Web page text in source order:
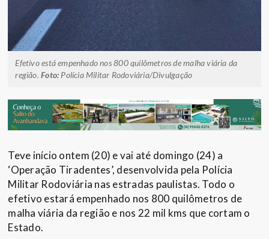
Efetivo está empenhado nos 800 quilômetros de malha viária da
região.Foto: Polícia Militar Rodoviária/Divulgação
Teve início ontem (20) e vai até domingo (24) a
‘Operação Tiradentes’, desenvolvida pela Polícia
Militar Rodoviária nas estradas paulistas. Todo o
efetivo estará empenhado nos 800 quilômetros de
malha viária da região e nos 22 mil kms que cortam o
Estado.